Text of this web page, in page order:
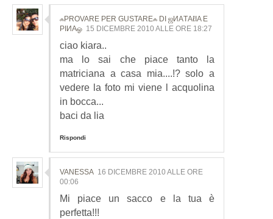
ஃPROVARE PER GUSTAREஃ DI ஜИΑТΑℓΙΑ E
ΡΙИΑஓ 15 DICEMBRE 2010 ALLE ORE 18:27
ciao kiara..
ma lo sai che piace tanto la
matriciana a casa mia....!? solo a
vedere la foto mi viene l acquolina
in bocca...
baci da lia
Rispondi
VANESSA 16 DICEMBRE 2010 ALLE ORE
00:06
Mi piace un sacco e la tua è
perfetta!!!